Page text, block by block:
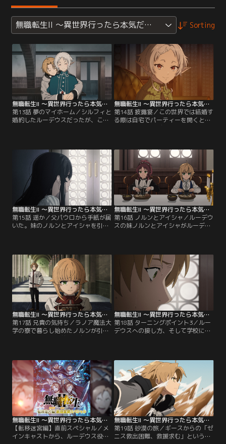
無職転生II ～異世界行ったら本気だす～（第2クール）
Sorting
無職転生II ～異世界行ったら本気だす～（第2クール） 第13話
第13話 夢のマイホーム／シルフィと
婚約したルーデウスだったが、この
スは、不動産屋で大きいわりに安い
物件を紹介される。そこは呪いによ
り訪れる者が謎の死を遂げる、ワケ
あり物件だというが…。【提供：バ
ンダイチャンネル】
無職転生II ～異世界行ったら本気だす～（第2クール） 第14話
第14話 披露宴／この世界では結婚す
る際は自宅でパーティーを開くとい
うことで、ルーデウスはシルフィと
ノア魔法大学の面々が出席する中、
エリナリーゼの表情がいつもと違っ
ていた。そんな中ルーデウスはアリ
エルからある申し出を受けて…。
【提供：バンダイチャンネル】
無職転生II ～異世界行ったら本気だす～（第2クール） 第15話
第15話 遥か／父パウロから手紙が届
いた。妹のノルンとアイシャを引き
てきたナナホシは、元の世界に戻る
ための召喚魔術の研究を続けていた
が、なかなか糸口が見つからずに焦
りを募らせていた…。【提供：バン
ダイチャンネル】
無職転生II ～異世界行ったら本気だす～（第2クール） 第16話
第16話 ノルンとアイシャ／ルーデウ
スの妹ノルンとアイシャがルーデウ
い…。正反対なふたりの妹への接し
方に手を焼くルーデウスは、パウロ
からの言伝に従い、ふたりを学校に
通わせようとするが…。【提供：バ
ンダイチャンネル】
無職転生II ～異世界行ったら本気だす～（第2クール） 第17話
第17話 兄貴の気持ち／ラノア魔法大
学の寮で暮らし始めたノルンが引き
籠ってしまった。前世の自分と重ね
向かう。そしてそこで耳にする言葉
にルーデウスは愕然とする…。一方
のノルンもルーデウスという存在へ
の向き合いに悩んでいた…。【提
供：バンダイチャンネル】
無職転生II ～異世界行ったら本気だす～（第2クール） 第18話
第18話 ターニングポイント3／ルー
デウスへの接し方、そして学校に友
そんなある日、シルフィから告げら
れる事とは…？そしてある人物から
届く手紙の内容とは…？さらにヒト
ガミの新たな“助言”とは…！？【提
供：バンダイチャンネル】
無職転生II ～異世界行ったら本気だす～ 【転移迷宮編】直前スペシャル
【転移迷宮編】直前スペシャル／メ
インキャストから、ルーデウス役の
無職転生II ～異世界行ったら本気だす～（第2クール） 第19話
第19話 砂漠の旅／ギースからの「ゼ
ニス救出困難、救援求む」という手